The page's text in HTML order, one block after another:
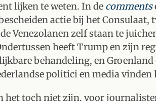
lijken te weten. In de comments
actie bij het Consulaat,
Venezolanen zelf staan te
heeft Trump en zijn
behandeling, en Groenland
politici en media vinden
het toch niet zijn, voor